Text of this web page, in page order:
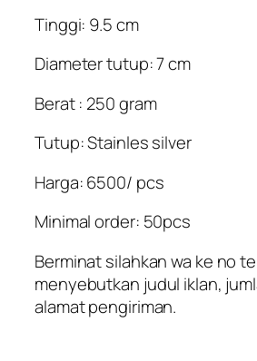
Tinggi: 9.5 cm
Diameter tutup: 7 cm
Berat : 250 gram
Tutup: Stainles silver
Harga: 6500/ pcs
Minimal order: 50pcs
Berminat silahkan wa ke no
menyebutkan judul iklan,
alamat pengiriman.